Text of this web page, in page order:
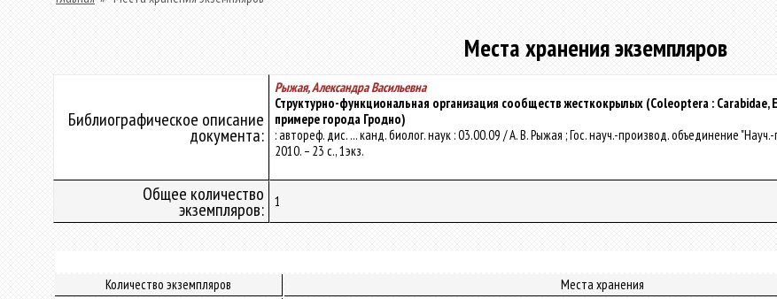
Места хранения экземпляров
Библиографическое описание
документа:
Рыжая, Александра Васильевна
Структурно-функциональная организация сообществ жесткокрылых (Coleoptera :
примере города Гродно)
: автореф. дис. ... канд. биолог. наук : 03.00.09 / А. В. Рыжая ; Гос. науч.-производ. объединение
2010. – 23 с., 1экз.
Общее количество
экземпляров: 1
Количество экземпляров Места хранения